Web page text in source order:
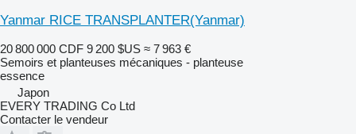
Yanmar RICE TRANSPLANTER(Yanmar)
20 800 000 CDF 9 200 $US ≈ 7 963 €
Semoirs et planteuses mécaniques - planteuse
essence
Japon
EVERY TRADING Co Ltd
Contacter le vendeur